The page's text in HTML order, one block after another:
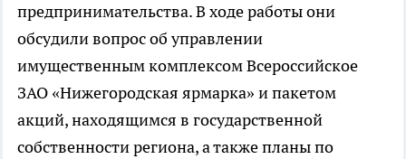
предпринимательства. В ходе работы они
обсудили вопрос об управлении
имущественным комплексом Всероссийское
ЗАО «Нижегородская ярмарка» и пакетом
акций, находящимся в государственной
собственности региона, а также планы по